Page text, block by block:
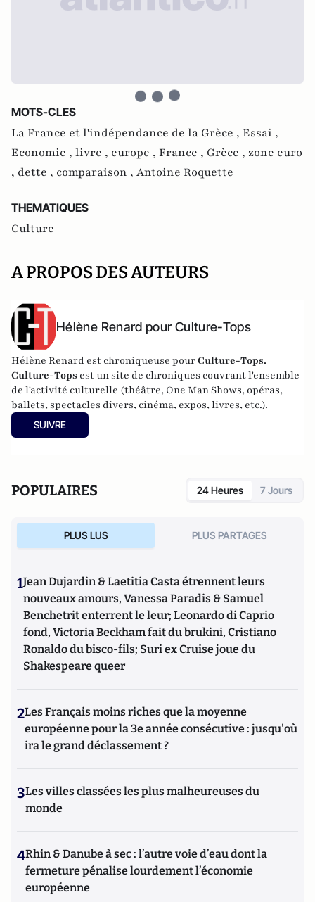
MOTS-CLES
La France et l'indépendance de la Grèce , Essai ,
Economie , livre , europe , France , Grèce , zone euro
, dette , comparaison , Antoine Roquette
THEMATIQUES
Culture
A PROPOS DES AUTEURS
Hélène Renard pour Culture-Tops
Hélène Renard est chroniqueuse pourCulture-Tops.
Culture-Tops est un site de chroniques couvrant l'ensemble
de l'activité culturelle (théâtre, One Man Shows, opéras,
ballets, spectacles divers, cinéma, expos, livres, etc.).
SUIVRE
POPULAIRES 24 Heures 7 Jours
PLUS LUS PLUS PARTAGES
1Jean Dujardin & Laetitia Casta étrennent leurs
nouveaux amours, Vanessa Paradis & Samuel
Benchetrit enterrent le leur; Leonardo di Caprio
fond, Victoria Beckham fait du brukini, Cristiano
Ronaldo du bisco-fils; Suri ex Cruise joue du
Shakespeare queer
2Les Français moins riches que la moyenne
européenne pour la 3e année consécutive : jusqu'où
ira le grand déclassement ?
3Les villes classées les plus malheureuses du
monde
4Rhin & Danube à sec : l’autre voie d’eau dont la
fermeture pénalise lourdement l’économie
européenne